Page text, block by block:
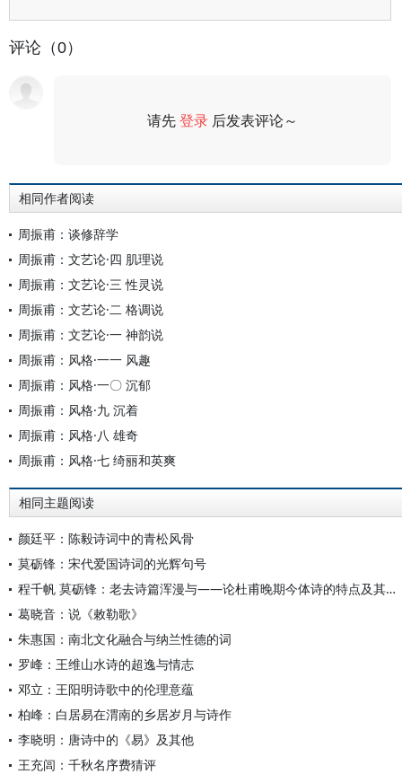
评论（0）
请先登录 后发表评论～
相同作者阅读
周振甫：谈修辞学
周振甫：文艺论·四 肌理说
周振甫：文艺论·三 性灵说
周振甫：文艺论·二 格调说
周振甫：文艺论·一 神韵说
周振甫：风格·一一 风趣
周振甫：风格·一〇 沉郁
周振甫：风格·九 沉着
周振甫：风格·八 雄奇
周振甫：风格·七 绮丽和英爽
相同主题阅读
颜廷平：陈毅诗词中的青松风骨
莫砺锋：宋代爱国诗词的光辉句号
程千帆 莫砺锋：老去诗篇浑漫与——论杜甫晚期今体诗的特点及其对宋人的影响
葛晓音：说《敕勒歌》
朱惠国：南北文化融合与纳兰性德的词
罗峰：王维山水诗的超逸与情志
邓立：王阳明诗歌中的伦理意蕴
柏峰：白居易在渭南的乡居岁月与诗作
李晓明：唐诗中的《易》及其他
王充闾：千秋名序费猜评